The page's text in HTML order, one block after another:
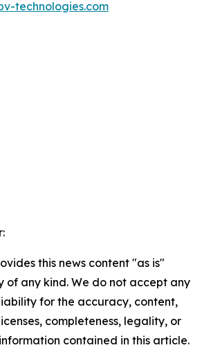
technologies.com
this news content "as is"
of any kind. We do not accept any
for the accuracy, content,
completeness, legality, or
contained in this article.